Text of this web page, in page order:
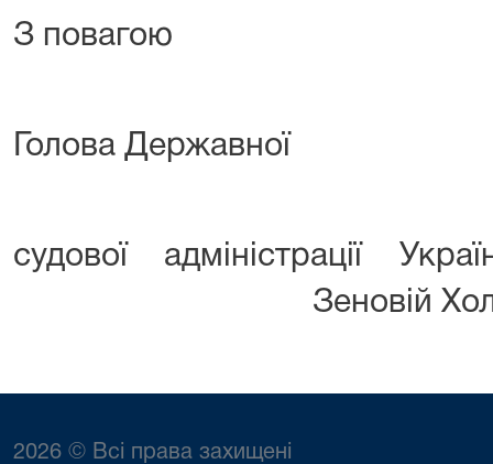
З повагою
Голова Державної
судової
Зеновій
2026 © Всі права захищені